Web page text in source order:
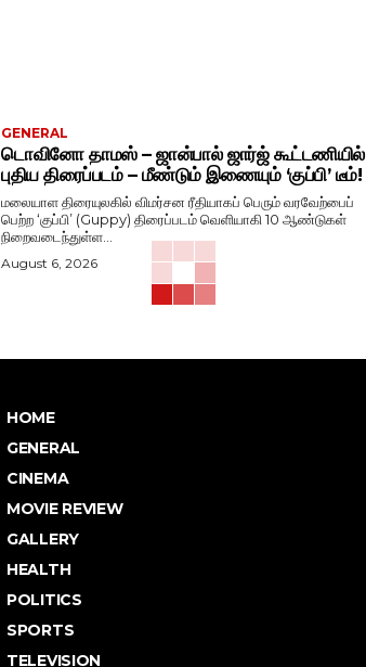
GENERAL
டொவினோ தாமஸ் – ஜான்பால் ஜார்ஜ் கூட்டணியில்
புதிய திரைப்படம் – மீண்டும் இணையும் ‘குப்பி’ டீம்!
மலையாள திரையுலகில் விமர்சன ரீதியாகப் பெரும் வரவேற்பைப்
பெற்ற ‘குப்பி’ (Guppy) திரைப்படம் வெளியாகி 10 ஆண்டுகள்
நிறைவடைந்துள்ள...
August 6, 2026
HOME
GENERAL
CINEMA
MOVIE REVIEW
GALLERY
HEALTH
POLITICS
SPORTS
TELEVISION